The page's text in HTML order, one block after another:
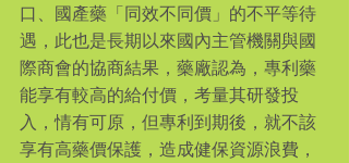
口、國產藥「同效不同價」的不平等待
遇，此也是長期以來國內主管機關與國
際商會的協商結果，藥廠認為，專利藥
能享有較高的給付價，考量其研發投
入，情有可原，但專利到期後，就不該
享有高藥價保護，造成健保資源浪費，